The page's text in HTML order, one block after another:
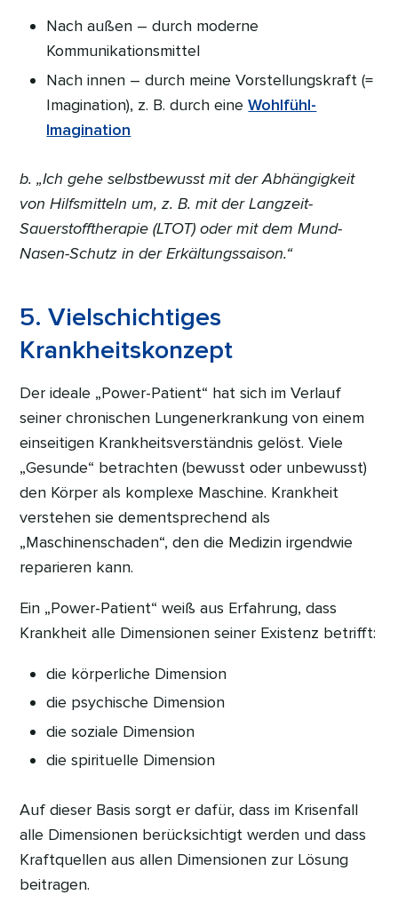
Nach außen – durch moderne
Kommunikationsmittel
Nach innen – durch meine Vorstellungskraft (=
Imagination), z. B. durch eineWohlfühl-
Imagination
b. „Ich gehe selbstbewusst mit der Abhängigkeit
von Hilfsmitteln um, z. B. mit der Langzeit-
Sauerstofftherapie (LTOT) oder mit dem Mund-
Nasen-Schutz in der Erkältungssaison.“
5. Vielschichtiges
Krankheitskonzept
Der ideale „Power-Patient“ hat sich im Verlauf
seiner chronischen Lungenerkrankung von einem
einseitigen Krankheitsverständnis gelöst. Viele
„Gesunde“ betrachten (bewusst oder unbewusst)
den Körper als komplexe Maschine. Krankheit
verstehen sie dementsprechend als
„Maschinenschaden“, den die Medizin irgendwie
reparieren kann.
Ein „Power-Patient“ weiß aus Erfahrung, dass
Krankheit alle Dimensionen seiner Existenz betrifft:
die körperliche Dimension
die psychische Dimension
die soziale Dimension
die spirituelle Dimension
Auf dieser Basis sorgt er dafür, dass im Krisenfall
alle Dimensionen berücksichtigt werden und dass
Kraftquellen aus allen Dimensionen zur Lösung
beitragen.